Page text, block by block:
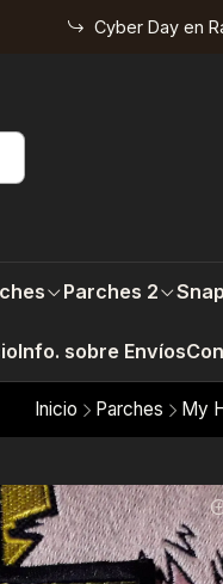
Parches 2
Info. sobre Envíos
Cyber Day en
Inicio Parches My